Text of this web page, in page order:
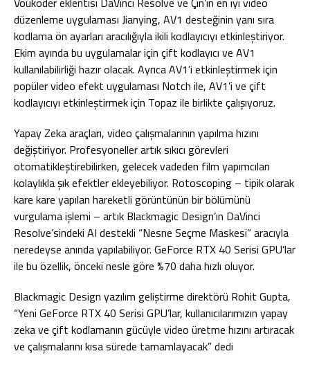
düzenleme uygulaması Jianying, AV1 desteğinin yanı sıra
kodlama ön ayarları aracılığıyla ikili kodlayıcıyı etkinleştiriyor.
Ekim ayında bu uygulamalar için çift kodlayıcı ve AV1
kullanılabilirliği hazır olacak. Ayrıca AV1’i etkinleştirmek için
popüler video efekt uygulaması Notch ile, AV1’i ve çift
kodlayıcıyı etkinleştirmek için Topaz ile birlikte çalışıyoruz.
Yapay Zeka araçları, video çalışmalarının yapılma hızını
değiştiriyor. Profesyoneller artık sıkıcı görevleri
otomatikleştirebilirken, gelecek vadeden film yapımcıları
kolaylıkla şık efektler ekleyebiliyor. Rotoscoping – tipik olarak
kare kare yapılan hareketli görüntünün bir bölümünü
vurgulama işlemi – artık Blackmagic Design’ın DaVinci
Resolve’sindeki AI destekli “Nesne Seçme Maskesi” aracıyla
neredeyse anında yapılabiliyor. GeForce RTX 40 Serisi GPU’lar
ile bu özellik, önceki nesle göre %70 daha hızlı oluyor.
Blackmagic Design yazılım geliştirme direktörü Rohit Gupta,
“Yeni GeForce RTX 40 Serisi GPU’lar, kullanıcılarımızın yapay
zeka ve çift kodlamanın gücüyle video üretme hızını artıracak
ve çalışmalarını kısa sürede tamamlayacak” dedi